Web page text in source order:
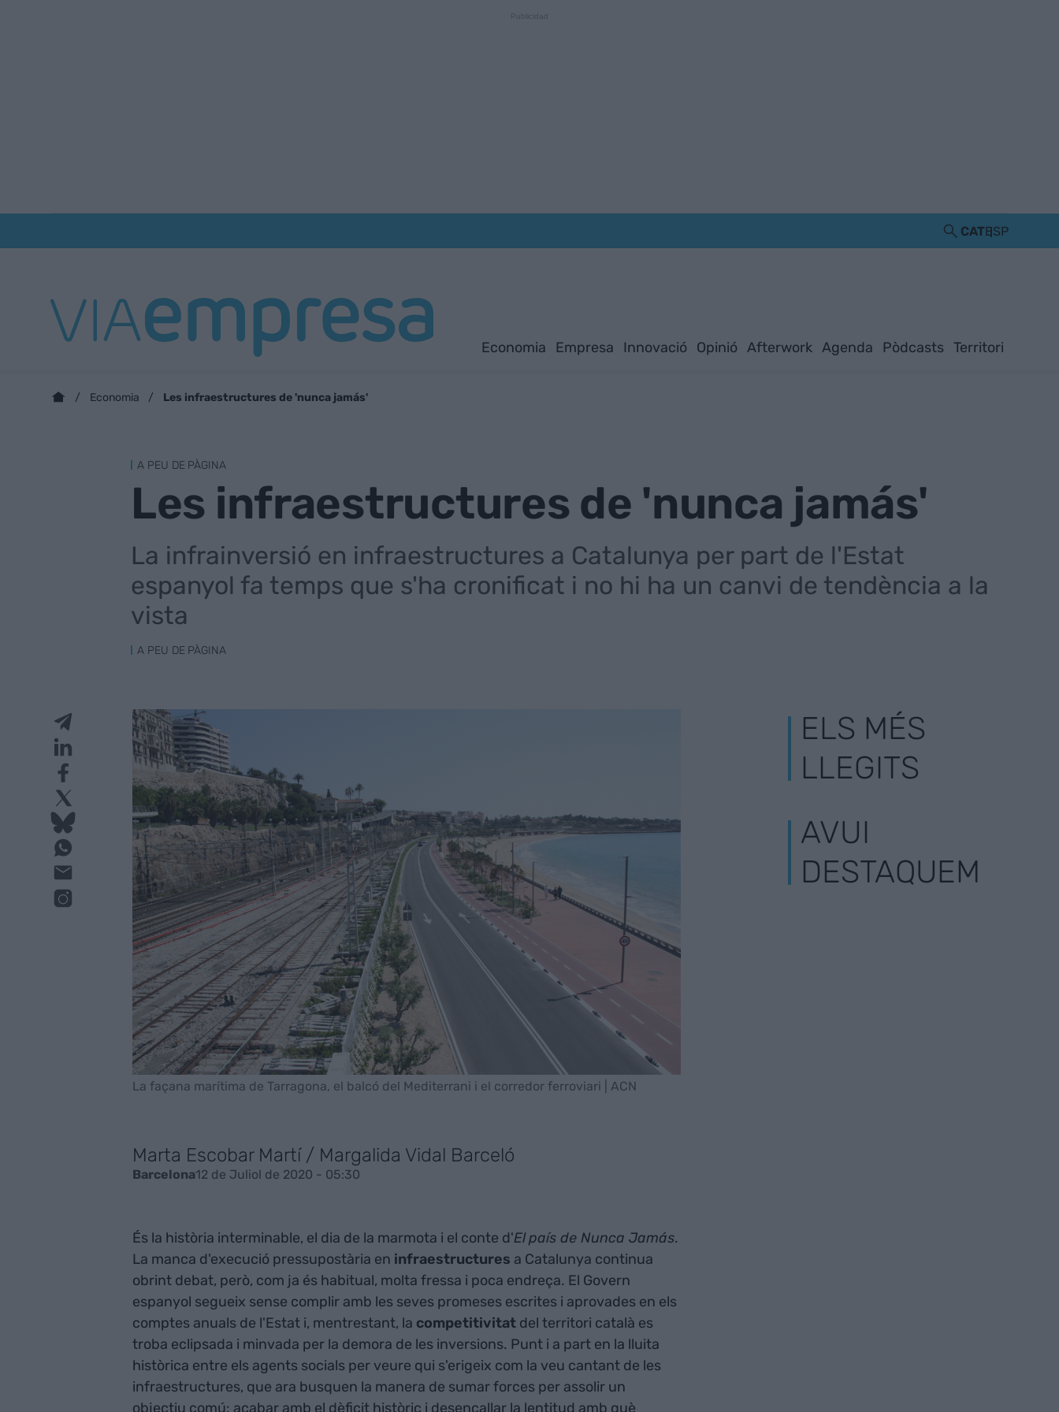
CATESP
Economia Empresa Innovació Opinió Afterwork Agenda Pòdcasts Territori
Economia Les infraestructures de 'nunca jamás'
A PEU DE PÀGINA
Les infraestructures de 'nunca jamás'
La infrainversió en infraestructures a Catalunya per part de l'Estat
espanyol fa temps que s'ha cronificat i no hi ha un canvi de tendència a la
vista
A PEU DE PÀGINA
La façana marítima de Tarragona, el balcó del Mediterrani i el corredor ferroviari | ACN
Marta Escobar Martí / Margalida Vidal Barceló
Barcelona12 de Juliol de 2020 - 05:30
És la història interminable, el dia de la marmota i el conte d'Elpaís de Nunca Jamás.
La manca d'execució pressupostària en infraestructures a Catalunya continua
obrint debat, però, com ja és habitual, molta fressa i poca endreça. El Govern
espanyol segueix sense complir amb les seves promeses escrites i aprovades en els
comptes anuals de l'Estat i, mentrestant, la competitivitat del territori català es
troba eclipsada i minvada per la demora de les inversions. Punt i a part en la lluita
històrica entre els agents socials per veure qui s'erigeix com la veu cantant de les
infraestructures, que ara busquen la manera de sumar forces per assolir un
objectiu comú: acabar amb el dèficit històric i desencallar la lentitud amb què
ELS MÉS
LLEGITS
AVUI
DESTAQUEM